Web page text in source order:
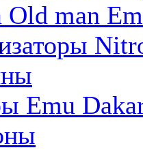
Old man
Emu